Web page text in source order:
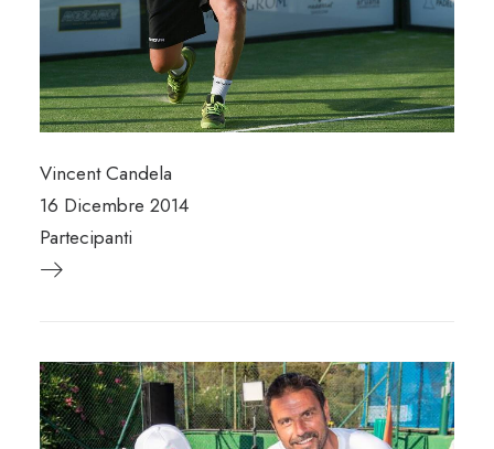
Vincent Candela
16 Dicembre 2014
Partecipanti